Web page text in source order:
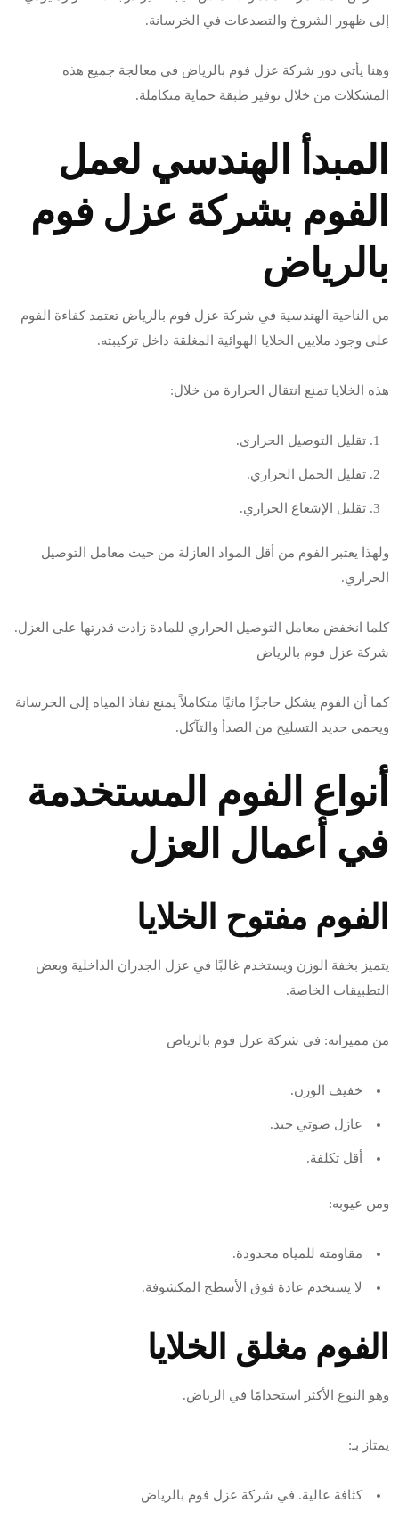
إلى ظهور الشروخ والتصدعات في الخرسانة.
وهنا يأتي دور شركة عزل فوم بالرياض في معالجة جميع هذه
المشكلات من خلال توفير طبقة حماية متكاملة.
المبدأ الهندسي لعمل
الفوم بشركة عزل فوم
بالرياض
من الناحية الهندسية في شركة عزل فوم بالرياض تعتمد كفاءة الفوم
على وجود ملايين الخلايا الهوائية المغلقة داخل تركيبته.
هذه الخلايا تمنع انتقال الحرارة من خلال:
تقليل التوصيل الحراري.
تقليل الحمل الحراري.
تقليل الإشعاع الحراري.
ولهذا يعتبر الفوم من أقل المواد العازلة من حيث معامل التوصيل
الحراري.
كلما انخفض معامل التوصيل الحراري للمادة زادت قدرتها على العزل.
شركة عزل فوم بالرياض
كما أن الفوم يشكل حاجزًا مائيًا متكاملاً يمنع نفاذ المياه إلى الخرسانة
ويحمي حديد التسليح من الصدأ والتآكل.
أنواع الفوم المستخدمة
في أعمال العزل
الفوم مفتوح الخلايا
يتميز بخفة الوزن ويستخدم غالبًا في عزل الجدران الداخلية وبعض
التطبيقات الخاصة.
من مميزاته: في شركة عزل فوم بالرياض
خفيف الوزن.
عازل صوتي جيد.
أقل تكلفة.
ومن عيوبه:
مقاومته للمياه محدودة.
لا يستخدم عادة فوق الأسطح المكشوفة.
الفوم مغلق الخلايا
وهو النوع الأكثر استخدامًا في الرياض.
يمتاز بـ:
كثافة عالية. في شركة عزل فوم بالرياض